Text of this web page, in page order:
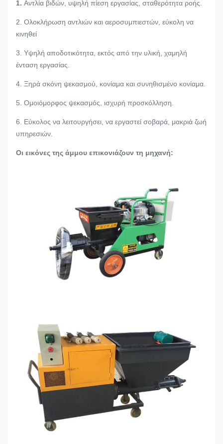
1. Αντλία βιδών, υψηλή πίεση εργασίας, σταθερότητα ροής.
2. Ολοκλήρωση αντλιών και αεροσυμπιεστών, εύκολη να
κινηθεί
3. Υψηλή αποδοτικότητα, εκτός από την υλική, χαμηλή
ένταση εργασίας.
4. Ξηρά σκόνη ψεκασμού, κονίαμα και συνηθισμένο κονίαμα.
5. Ομοιόμορφος ψεκασμός, ισχυρή προσκόλληση.
6. Εύκολος να λειτουργήσει, να εργαστεί σοβαρά, μακριά ζωή
υπηρεσιών.
Οι εικόνες της άμμου επικονιάζουν τη μηχανή: